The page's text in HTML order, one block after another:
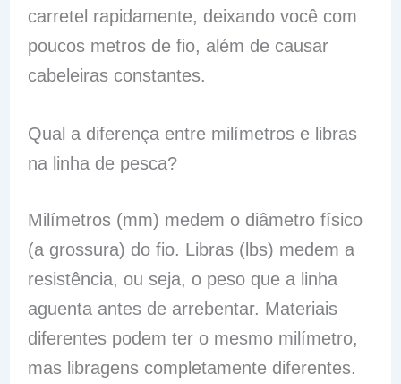
carretel rapidamente, deixando você com
poucos metros de fio, além de causar
cabeleiras constantes.
Qual a diferença entre milímetros e libras
na linha de pesca?
Milímetros (mm) medem o diâmetro físico
(a grossura) do fio. Libras (lbs) medem a
resistência, ou seja, o peso que a linha
aguenta antes de arrebentar. Materiais
diferentes podem ter o mesmo milímetro,
mas libragens completamente diferentes.